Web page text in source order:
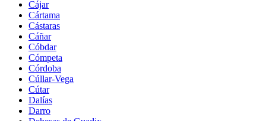
Cájar
Cártama
Cástaras
Cáñar
Cóbdar
Cómpeta
Córdoba
Cúllar-Vega
Cútar
Dalías
Darro